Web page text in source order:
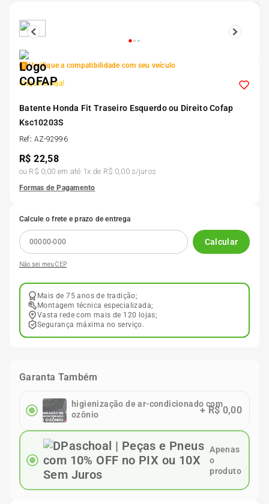
Verifique a compatibilidade com seu veículo
Clique e veja!
Batente Honda Fit Traseiro Esquerdo ou Direito Cofap
Ksc10203S
Ref: AZ-92996
R$22,58
ou R$ 0,00 em até 1x de R$ 0,00s/juros
Formas de Pagamento
Calcule o frete e prazo de entrega
Calcular
Não sei meu CEP
Mais de 75 anos de tradição;
Montagem técnica especializada;
Vasta rede com mais de 120 lojas;
Segurança máxima no serviço.
Garanta Também
higienização de ar-condicionado com
ozônio
+R$ 0,00
Apenas
o
produto
5º
7
8º 185 60r15
9º 205 55r16